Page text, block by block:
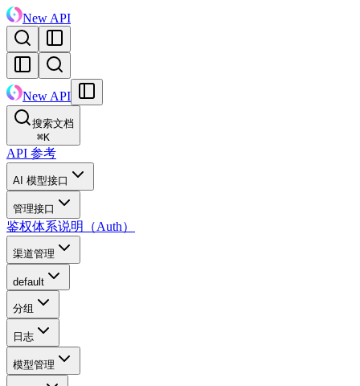
New API
New API
搜索文档
⌘K
API 参考
AI 模型接口
管理接口
鉴权体系说明（Auth）
渠道管理
default
分组
日志
模型管理